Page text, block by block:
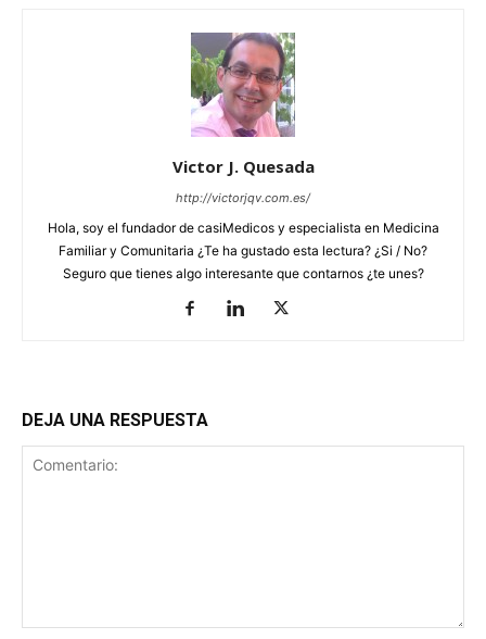
Victor J. Quesada
http://victorjqv.com.es/
Hola, soy el fundador de casiMedicos y especialista en Medicina
Familiar y Comunitaria ¿Te ha gustado esta lectura? ¿Si / No?
Seguro que tienes algo interesante que contarnos ¿te unes?
DEJA UNA RESPUESTA